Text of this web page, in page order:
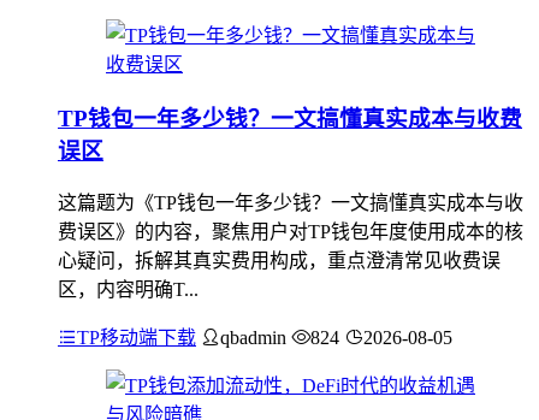
TP钱包一年多少钱？一文搞懂真实成本与收费
误区
这篇题为《TP钱包一年多少钱？一文搞懂真实成本与收
费误区》的内容，聚焦用户对TP钱包年度使用成本的核
心疑问，拆解其真实费用构成，重点澄清常见收费误
区，内容明确T...
TP移动端下载 qbadmin 824 2026-08-05